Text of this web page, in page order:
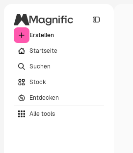
Erstellen
Startseite
Suchen
Stock
Entdecken
Alle tools